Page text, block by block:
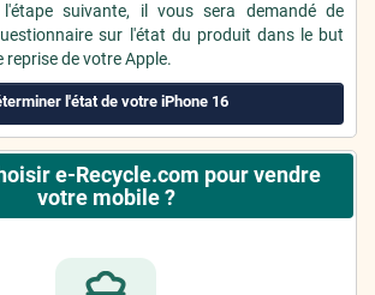
suivante, il vous sera demandé de
sur l'état du produit dans le but
reprise de votre Apple.
l'état de votre iPhone 16
e-Recycle.com pour vendre
votre mobile ?